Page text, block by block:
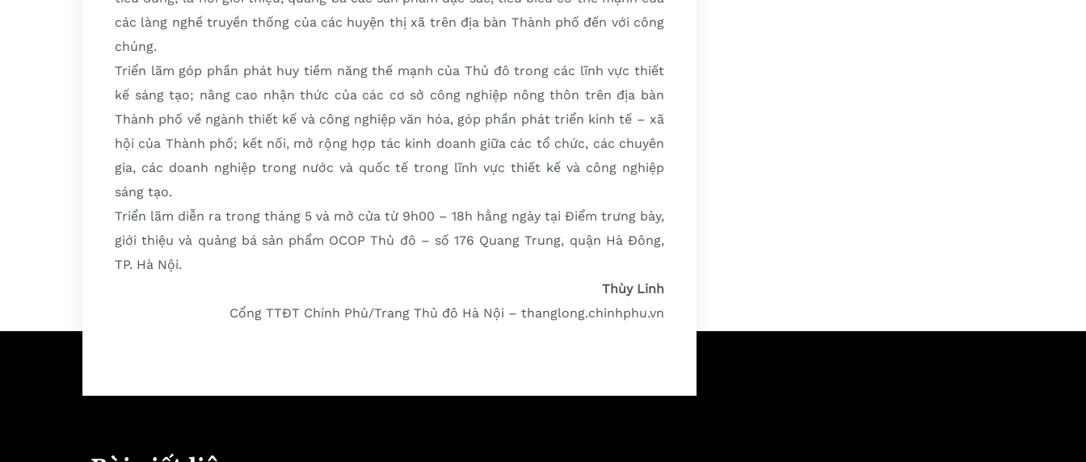
các làng nghề truyền thống của các huyện thị xã trên địa bàn Thành phố đến với công
chúng.
Triển lãm góp phần phát huy tiềm năng thế mạnh của Thủ đô trong các lĩnh vực thiết
kế sáng tạo; nâng cao nhận thức của các cơ sở công nghiệp nông thôn trên địa bàn
Thành phố về ngành thiết kế và công nghiệp văn hóa, góp phần phát triển kinh tế – xã
hội của Thành phố; kết nối, mở rộng hợp tác kinh doanh giữa các tổ chức, các chuyên
gia, các doanh nghiệp trong nước và quốc tế trong lĩnh vực thiết kế và công nghiệp
sáng tạo.
Triển lãm diễn ra trong tháng 5 và mở cửa từ 9h00 – 18h hằng ngày tại Điểm trưng bày,
giới thiệu và quảng bá sản phẩm OCOP Thủ đô – số 176 Quang Trung, quận Hà Đông,
TP. Hà Nội.
Thùy Linh
Cổng TTĐT Chính Phủ/Trang Thủ đô Hà Nội – thanglong.chinhphu.vn